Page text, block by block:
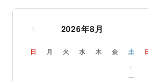
2026年8月
日 月 火 水 木 金 土
1